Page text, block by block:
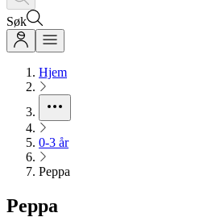
Søk
Hjem
0-3 år
Peppa
Peppa